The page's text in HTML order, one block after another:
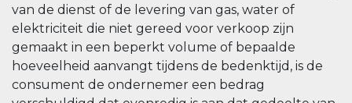
van de dienst of de levering van gas, water of
elektriciteit die niet gereed voor verkoop zijn
gemaakt in een beperkt volume of bepaalde
hoeveelheid aanvangt tijdens de bedenktijd, is de
consument de ondernemer een bedrag